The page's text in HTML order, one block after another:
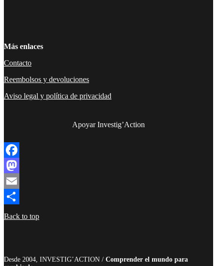
Más enlaces
Contacto
Reembolsos y devoluciones
Aviso legal y política de privacidad
Apoyar Investig’Action
Facebook
Mastodon
Email
Compartir
Back to top
Desde 2004, INVESTIG’ACTION / Comprender el mundo para